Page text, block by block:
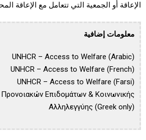
الإعاقة أو الجمعية التي تتعامل مع الإعاقة
معلومات إضافية
UNHCR – Access to Welfare (Arabic)
UNHCR – Access to Welfare (French)
UNHCR – Access to Welfare (Farsi)
Επιδομάτων & Κοινωνικής
Αλληλεγγύης (Greek only)